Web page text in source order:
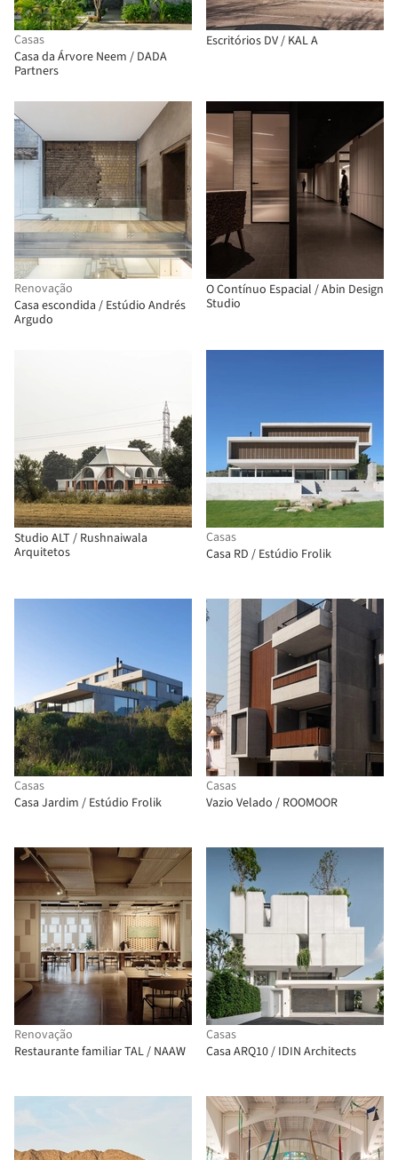
Casas
Casa da Árvore Neem / DADA
Partners
Escritórios DV / KAL A
Renovação
Casa escondida / Estúdio Andrés
Argudo
O Contínuo Espacial / Abin Design
Studio
Studio ALT / Rushnaiwala
Arquitetos
Casas
Casa RD / Estúdio Frolik
Casas
Casa Jardim / Estúdio Frolik
Casas
Vazio Velado / ROOMOOR
Renovação
Restaurante familiar TAL / NAAW
Casas
Casa ARQ10 / IDIN Architects